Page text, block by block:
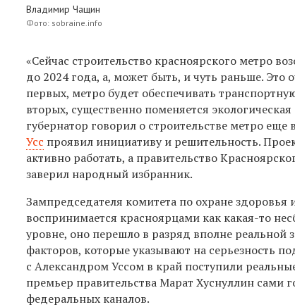
Владимир Чащин
Фото: sobraine.info
«Сейчас строительство красноярского метро
до 2024 года, а, может быть, и чуть раньше.
первых, метро будет обеспечивать
вторых, существенно поменяется
губернатор говорил о строительстве метро еще
Усс проявил инициативу и решительность.
активно работать, а правительство
заверил народный избранник.
Зампредседателя комитета по охране здоровья
воспринимается красноярцами как какая-то
уровне, оно перешло в разряд вполне реальной
факторов, которые указывают на серьезность
с Александром Уссом в край поступили
премьер правительства Марат Хуснуллин сами
федеральных каналов.